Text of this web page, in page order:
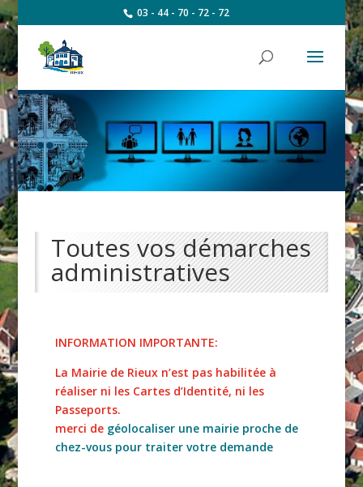
03 - 44 - 70 - 72 - 72
Toutes vos démarches
administratives
INFORMATION IMPORTANTE:
La Mairie de Rieux n’est pas habilitée à
réaliser ni les Cartes d’Identité, ni les
Passeports.
merci de géolocaliser une mairie proche de
chez-vous pour traiter votre demande